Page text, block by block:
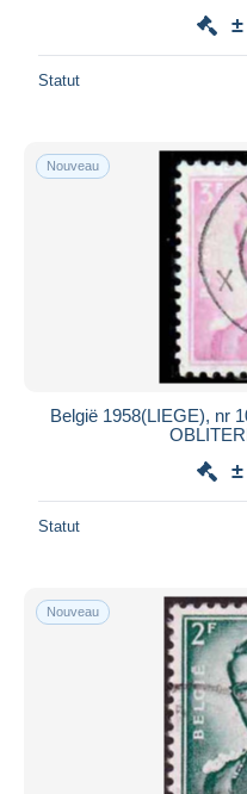
Statut
Nouveau
België 1958(LIEGE), nr
Statut
Nouveau